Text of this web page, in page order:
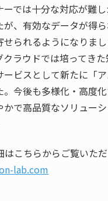
ーでは十分な対応が難
が、有効なデータが得
せられるようになりま
クラウドでは培ってき
ビスとして新たに「
。今後も多様化・高度
かで高品質なソリュー
はこちらからご覧いた
lab.com